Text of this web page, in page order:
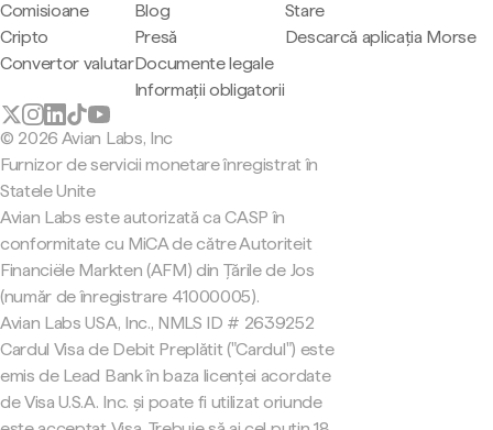
Comisioane
Cripto
Convertor valutar
Blog
Presă
Documente legale
Informații obligatorii
Stare
Descarcă aplicația Morse
© 2026 Avian Labs, Inc
Furnizor de servicii monetare înregistrat în
Statele Unite
Avian Labs este autorizată ca CASP în
conformitate cu MiCA de către Autoriteit
Financiële Markten (AFM) din Țările de Jos
(număr de înregistrare 41000005).
Avian Labs USA, Inc., NMLS ID # 2639252
Cardul Visa de Debit Preplătit ("Cardul") este
emis de Lead Bank în baza licenței acordate
de Visa U.S.A. Inc. și poate fi utilizat oriunde